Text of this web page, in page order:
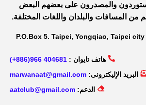
والمصدرون على بعضهم البعض
من المسافات والبلدان واللغات المختلفة.
P.O.Box 5. Taipei, Yongqiao, Taipei city
هاتف تايوان : 404681 966(886+)
البريد الإليكترونى: marwanaat@gmail.com
الدعم: aatclub@gmail.com